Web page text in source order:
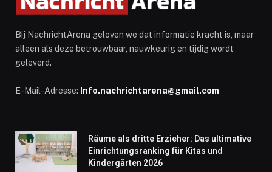
Bij NachrichtArena geloven we dat informatie kracht is, maar
alleen als deze betrouwbaar, nauwkeurig en tijdig wordt
geleverd.
E-Mail-Adresse: Info.nachrichtarena@gmail.com
Räume als dritte Erzieher: Das ultimative
Einrichtungsranking für Kitas und
Kindergärten 2026